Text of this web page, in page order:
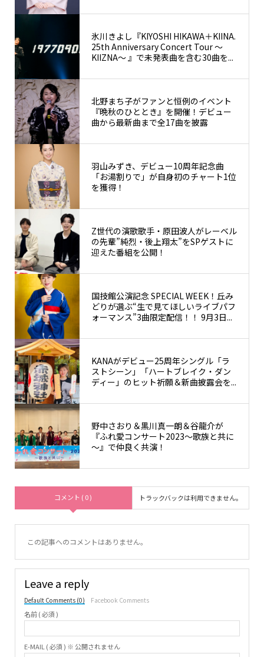
氷川きよし『KIYOSHI HIKAWA＋KIINA.
25th Anniversary Concert Tour ～
KIIZNA～ 』で未発表曲を含む30曲を...
北野まち子がファンと恒例のイベント
『晩秋のひととき』を開催！デビュー
曲から最新曲まで全17曲を披露
羽山みずき、デビュー10周年記念曲
「お湯割りで」が自身初のチャート1位
を獲得！
Z世代の演歌歌手・原田波人がレーベル
の先輩”純烈・後上翔太”をSPゲストに
迎えた番組を公開！
国技館公演記念 SPECIAL WEEK！丘み
どりが選ぶ“生で見てほしいライブパフ
ォーマンス”3曲限定配信！！ 9月3日...
KANAがデビュー25周年シングル「ラ
ストシーン」「ハートブレイク・ダン
ディー」のヒット祈願＆新曲披露会を...
野中さおり＆黒川真一朗＆谷龍介が
『ふれ愛コンサート2023～歌族と共に
～』で仲良く共演！
コメント ( 0 ) トラックバックは利用できません。
この記事へのコメントはありません。
Leave a reply
Default Comments (0) Facebook Comments
名前 ( 必須 )
E-MAIL ( 必須 ) ※ 公開されません